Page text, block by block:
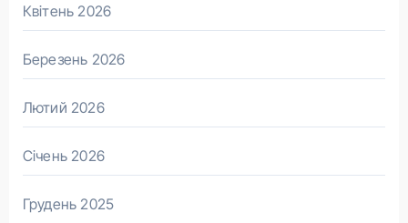
Квітень 2026
Березень 2026
Лютий 2026
Січень 2026
Грудень 2025